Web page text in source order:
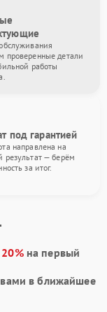
проверенные детали
работы
под гарантией
направлена на
результат — берём
за итог.
на первый
в ближайшее